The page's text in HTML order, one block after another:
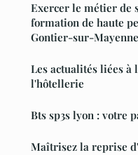
Exercer le métier de
formation de haute
Gontier-sur-Mayenne
Les actualités liées
l'hôtellerie
Bts sp3s lyon : votre
Maîtrisez la reprise